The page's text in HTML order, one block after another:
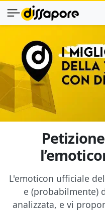
L'emoticon ufficiale
e (probabilmente)
analizzata, e vi